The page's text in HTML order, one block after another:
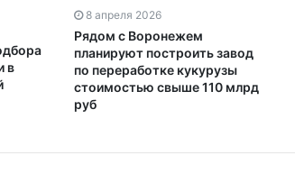
в
8 апреля 2026
Рядом с Воронежем
планируют построить завод
по переработке кукурузы
стоимостью свыше 110 млрд
руб